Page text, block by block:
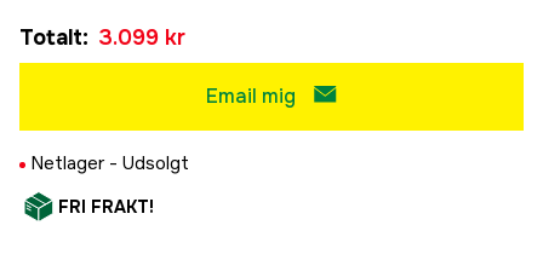
Totalt: 3.099 kr
Email mig
Netlager - Udsolgt
FRI FRAKT!